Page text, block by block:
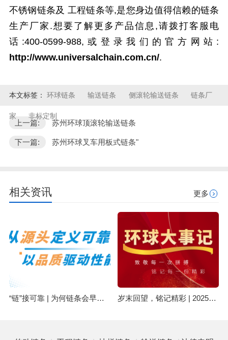
不锈钢链条及 工程链条等,是您身边值得信赖的链条
生产厂家.想要了解更多产品信息,请拨打客服电
话:400-0599-988,或 登录我们的官方网站:
http://www.universalchain.com.cn/.
本文标签： 环球链条 输送链条 侧滚轮输送链条 链条厂
家 非标定制
上一篇: 苏州环球顶滚轮输送链条
下一篇: 苏州环球叉车用板式链条"
相关资讯 更多
“链”接可靠 | 为何链条会早期失效？可能与原材料有关 岁末回望，铭记精彩 | 2025环球集团精彩回顾